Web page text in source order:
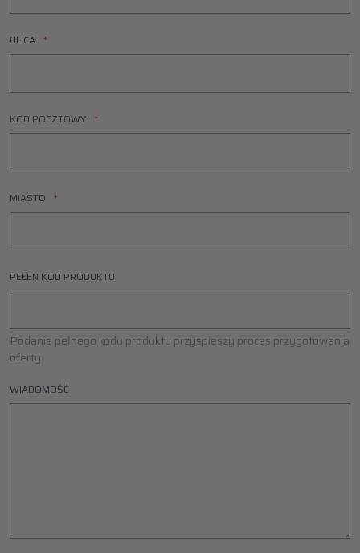
ULICA
KOD POCZTOWY
MIASTO
PEŁEN KOD PRODUKTU
Podanie pełnego kodu produktu przyspieszy proces przygotowania
oferty
WIADOMOŚĆ